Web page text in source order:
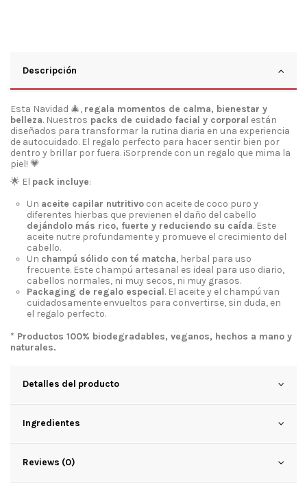
Descripción
Esta Navidad 🎄, regala momentos de calma, bienestar y
belleza. Nuestros packs de cuidado facial y corporal están
diseñados para transformar la rutina diaria en una experiencia
de autocuidado. El regalo perfecto para hacer sentir bien por
dentro y brillar por fuera. ¡Sorprende con un regalo que mima la
piel! 💗
🌟 El pack incluye:
Un aceite capilar nutritivo con aceite de coco puro y
diferentes hierbas que previenen el daño del cabello
dejándolo más rico, fuerte y reduciendo su caída. Este
aceite nutre profundamente y promueve el crecimiento del
cabello.
Un champú sólido con té matcha, herbal para uso
frecuente. Este champú artesanal es ideal para uso diario,
cabellos normales, ni muy secos, ni muy grasos.
Packaging de regalo especial. El aceite y el champú van
cuidadosamente envueltos para convertirse, sin duda, en
el regalo perfecto.
* Productos 100% biodegradables, veganos, hechos a mano y
naturales.
Detalles del producto
Ingredientes
Reviews (0)